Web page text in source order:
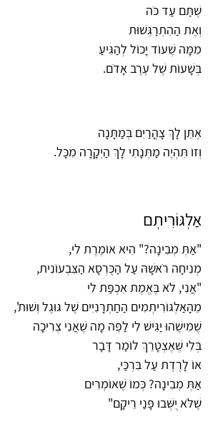
שֶׁתַּם עַד כֹּה
וְאֶת הַהִתְרַגְּשׁוּת
מִמָּה שֶׁעוֹד יָכוֹל לְהַגִּיעַ
בְּשָׁעוֹת שֶׁל עֶרֶב אָדֹם.
אֶתֵּן לָךְ צָהֳרַיִם בְּמַתָּנָה
וְזוֹ תִּהְיֶה מַתְּנָתִי לָךְ הַיְקָרָה מִכָּל.
אַלְגּוֹרִיתְם
"אַתְּ מְבִינָה?" הִיא אוֹמֶרֶת לִי,
מְנִיחָה רֹאשָׁהּ עַל הַכֻּרְסָא הַצִּבְעוֹנִית,
"אֲנִי, לֹא בֶּאֱמֶת אִכְפַּת לִי
מֵהָאַלְגּוֹרִיתְמִים הַחַתְרָנִיִּים שֶׁל גּוּגֶל וְשׁוּת',
שֶׁמִּישֶׁהוּ יַגִּישׁ לִי לַפֶּה מָה שֶׁאֲנִי צְרִיכָה
בְּלִי שֶׁאֶצְטָרֵךְ לוֹמַר דָּבָר
אוֹ לָרֶדֶת עַל בִּרְכַּי,
אַתְּ מְבִינָה? כְּמוֹ שֶׁאוֹמְרִים
שֶׁלֹּא יֻשְּׁבוּ פָּנַי רֵיקָם"